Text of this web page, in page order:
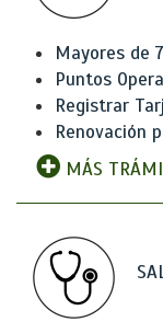
Mayores de
Puntos
Registrar
Renovación
MÁS